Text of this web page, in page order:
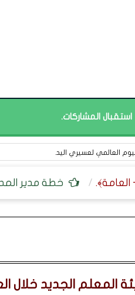
المشاركات.
خطة مدير
المعلم الجديد خلال